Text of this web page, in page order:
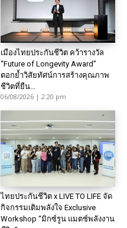
เมืองไทยประกันชีวิต คว้ารางวัล
“Future of Longevity Award”
ตอกย้ำวิสัยทัศน์การสร้างคุณภาพ
ชีวิตที่ยืน...
06/08/2026 | 2:20 pm
ไทยประกันชีวิต x LIVE TO LIFE จัด
กิจกรรมเติมพลังใจ Exclusive
Workshop “มิกซ์รูน แมตช์พลังงาน